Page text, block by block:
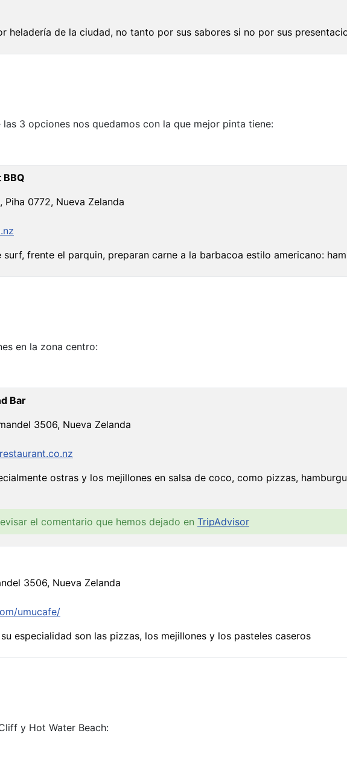
heladería de la ciudad, no tanto por sus sabores si no por sus
3 opciones nos quedamos con la que mejor pinta tiene:
Piha 0772, Nueva Zelanda
frente el parquin, preparan carne a la barbacoa estilo americano:
en la zona centro:
Bar
3506, Nueva Zelanda
ostras y los mejillones en salsa de coco, como pizzas,
el comentario que hemos dejado en TripAdvisor
3506, Nueva Zelanda
umucafe/
especialidad son las pizzas, los mejillones y los pasteles caseros
y Hot Water Beach: